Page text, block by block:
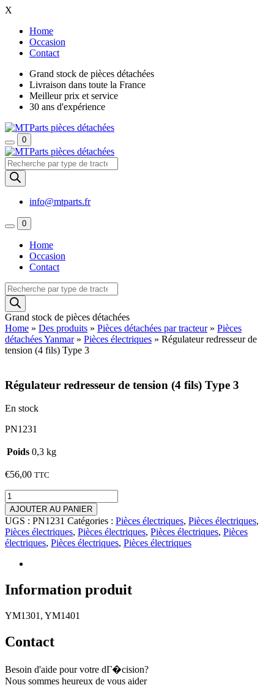
X
Home
Occasion
Contact
Grand stock de pièces détachées
Livraison dans toute la France
Meilleur prix et service
30 ans d'expérience
0
Recherche
de
produits
info@mtparts.fr
0
Home
Occasion
Contact
Recherche
de
produits
Grand stock de pièces détachées
Home » Des produits » Pièces détachées par tracteur» Pièces
détachées Yanmar» Pièces électriques » Régulateur redresseur de
tension (4 fils) Type 3
Régulateur redresseur de tension (4 fils) Type 3
En stock
PN1231
Poids 0,3 kg
€56,00 TTC
quantité
de
Régulateur
redresseur
de
tension
Type
3
AJOUTER AU PANIER
UGS : PN1231 Catégories : Pièces électriques, Pièces électriques,
Pièces électriques, Pièces électriques, Pièces électriques, Pièces
électriques, Pièces électriques, Pièces électriques
Information produit
YM1301, YM1401
Contact
Besoin d'aide pour votre dГ�cision?
Nous sommes heureux de vous aider